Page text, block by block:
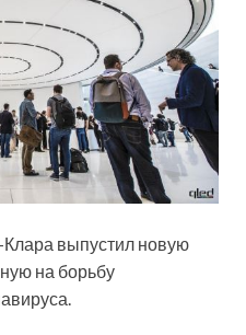
выпустил новую
на борьбу